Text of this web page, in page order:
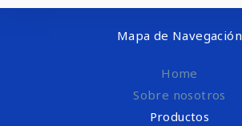
Mapa de Navegación
Home
Sobre nosotros
Productos